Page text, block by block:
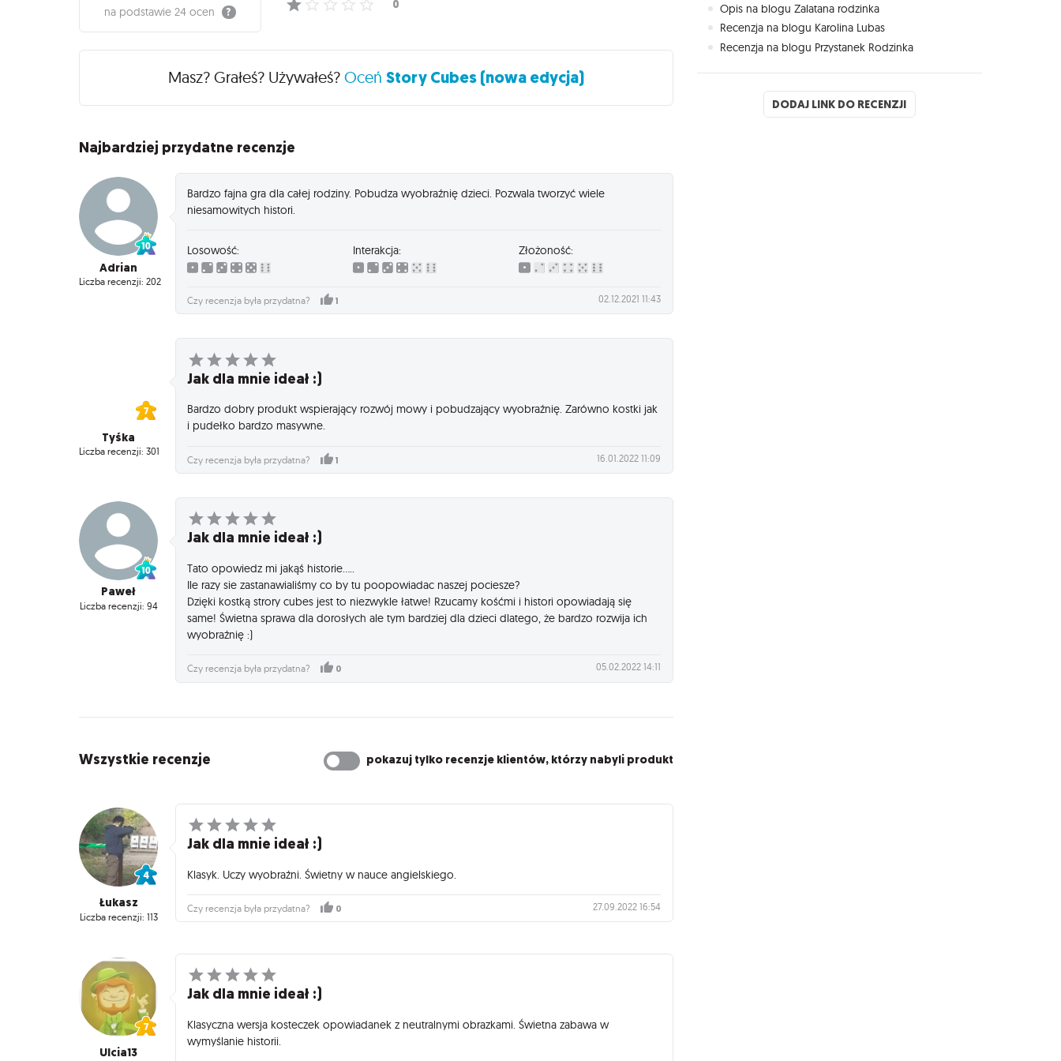
na podstawie 24 ocen
Masz? Grałeś? Używałeś? Oceń Story Cubes (nowa edycja)
Najbardziej przydatne recenzje
Adrian
Liczba recenzji: 202
Bardzo fajna gra dla całej rodziny. Pobudza wyobraźnię dzieci. Pozwala tworzyć wiele
niesamowitych histori.
Losowość: Interakcja: Złożoność:
Czy recenzja była przydatna? 1 02.12.2021 11:43
Tyśka
Liczba recenzji: 301
Jak dla mnie ideał :)
Bardzo dobry produkt wspierający rozwój mowy i pobudzający wyobraźnię. Zarówno kostki jak
i pudełko bardzo masywne.
Czy recenzja była przydatna? 1 16.01.2022 11:09
Paweł
Liczba recenzji: 94
Jak dla mnie ideał :)
Tato opowiedz mi jakąś historie.....
Ile razy sie zastanawialiśmy co by tu poopowiadac naszej pociesze?
Dzięki kostką strory cubes jest to niezwykle łatwe! Rzucamy kośćmi i histori opowiadają się
same! Świetna sprawa dla dorosłych ale tym bardziej dla dzieci dlatego, że bardzo rozwija ich
wyobraźnię :)
Czy recenzja była przydatna? 0 05.02.2022 14:11
Wszystkie recenzje pokazuj tylko recenzje klientów, którzy nabyli produkt
Łukasz
Liczba recenzji: 113
Jak dla mnie ideał :)
Klasyk. Uczy wyobraźni. Świetny w nauce angielskiego.
Czy recenzja była przydatna? 0 27.09.2022 16:54
Ulcia13
Jak dla mnie ideał :)
Klasyczna wersja kosteczek opowiadanek z neutralnymi obrazkami. Świetna zabawa w
wymyślanie historii.
Opis na blogu Zalatana rodzinka
Recenzja na blogu Karolina Lubas
Recenzja na blogu Przystanek Rodzinka
DODAJ LINK DO RECENZJI